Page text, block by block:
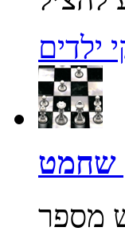
ילדים
שחמט